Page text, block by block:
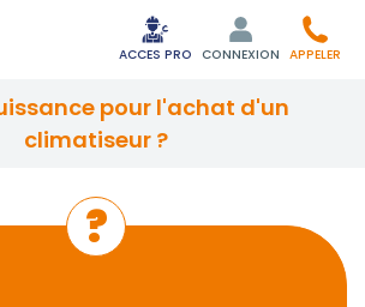
ACCES PRO CONNEXION APPELER
climatiseur ?